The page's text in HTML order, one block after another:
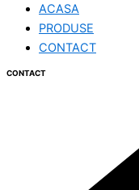
ACASA
PRODUSE
CONTACT
CONTACT